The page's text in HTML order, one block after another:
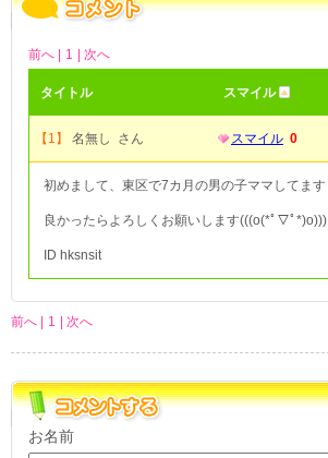
前へ | 1 | 次へ
タイトル スマイル
【1】 名無し さん スマイル 0
初めまして、東区で7カ月の男の子ママしてます
良かったらよろしくお願いします(((o(*ﾟ▽ﾟ*)o)))
ID hksnsit
前へ | 1 | 次へ
お名前